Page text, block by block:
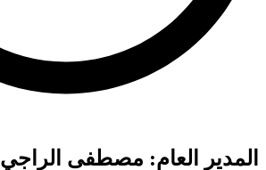
المدير العام: مصطفى الراجي